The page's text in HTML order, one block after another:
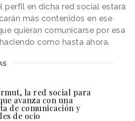
perfil en dicha red social estará
más contenidos en ese
quieran comunicarse por esa
como hasta ahora.
la red social para
avanza con una
de comunicación y
de ocio